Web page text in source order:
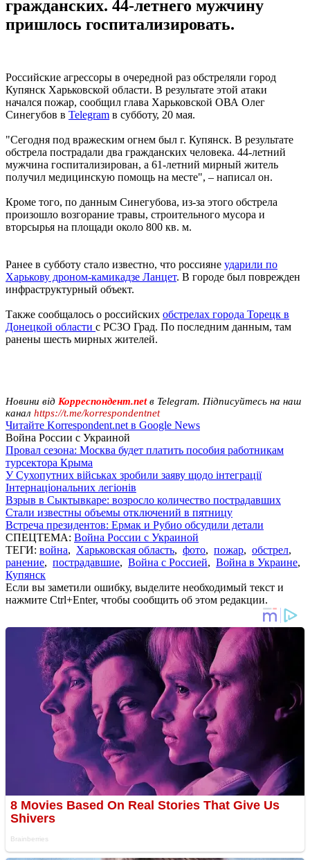
гражданских. 44-летнего мужчину
пришлось госпитализировать.
Российские агрессоры в очередной раз обстреляли город
Купянск Харьковской области. В результате этой атаки
начался пожар, сообщил глава Харьковской ОВА Олег
Синегубов в Telegram в субботу, 20 мая.
"Сегодня под вражеским огнем был г. Купянск. В результате
обстрела пострадали два гражданских человека. 44-летний
мужчина госпитализирован, а 61-летний мирный житель
получил медицинскую помощь на месте", – написал он.
Кроме того, по данным Синегубова, из-за этого обстрела
произошло возгорание травы, строительного мусора и
вторсырья на площади около 800 кв. м.
Ранее в субботу стало известно, что россияне ударили по
Харькову дроном-камикадзе Ланцет. В городе был поврежден
инфраструктурный объект.
Также сообщалось о российских обстрелах города Торецк в
Донецкой области с РСЗО Град. По последним данным, там
ранены шесть мирных жителей.
Новини від Корреспондент.netв Telegram. Підписуйтесь на наш
канал https://t.me/korrespondentnet
Читайте Korrespondent.net в Google News
Война России с Украиной
Провал сезона: Москва будет платить пособия работникам
турсектора Крыма
У Сухопутних військах зробили заяву щодо інтеграції
Інтернаціональних легіонів
Взрыв в Сыктывкаре: возросло количество пострадавших
Стали известны объемы отключений в пятницу
Встреча президентов: Ермак и Рубио обсудили детали
СПЕЦТЕМА: Война России с Украиной
ТЕГИ: война, Харьковская область, фото, пожар, обстрел,
ранение, пострадавшие, Война с Россией, Война в Украине,
Купянск
Если вы заметили ошибку, выделите необходимый текст и
нажмите Ctrl+Enter, чтобы сообщить об этом редакции.